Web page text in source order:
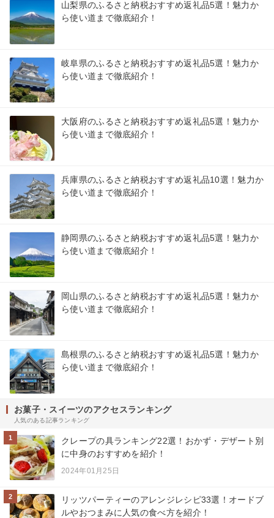
山梨県のふるさと納税おすすめ返礼品5選！魅力か
ら使い道まで徹底紹介！
岐阜県のふるさと納税おすすめ返礼品5選！魅力か
ら使い道まで徹底紹介！
大阪府のふるさと納税おすすめ返礼品5選！魅力か
ら使い道まで徹底紹介！
兵庫県のふるさと納税おすすめ返礼品10選！魅力か
ら使い道まで徹底紹介！
静岡県のふるさと納税おすすめ返礼品5選！魅力か
ら使い道まで徹底紹介！
岡山県のふるさと納税おすすめ返礼品5選！魅力か
ら使い道まで徹底紹介！
島根県のふるさと納税おすすめ返礼品5選！魅力か
ら使い道まで徹底紹介！
お菓子・スイーツのアクセスランキング
人気のある記事ランキング
1
クレープの具ランキング22選！おかず・デザート別
に中身のおすすめを紹介！
2024年01月25日
2
リッツパーティーのアレンジレシピ33選！オードブ
ルやおつまみに人気の食べ方を紹介！